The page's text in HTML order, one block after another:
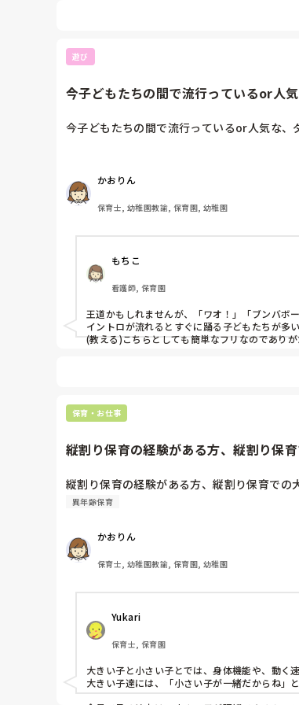
遊び
今子どもたちの間で流行っているor人
今子どもたちの間で流行っているor人気な、
かおりん
保育士, 幼稚園教諭, 保育園, 幼稚園
もちこ
看護師, 保育園
王道かもしれませんが、「ワオ！」「ブンバボ
イントロが流れるとすぐに踊る子どもたちが多
(教える)こちらとしても簡単なフリなのであり
保育・お仕事
縦割り保育の経験がある方、縦割り保
縦割り保育の経験がある方、縦割り保育での
異年齢保育
かおりん
保育士, 幼稚園教諭, 保育園, 幼稚園
Yukari
保育士, 保育園
大きい子と小さい子とでは、身体機能や、動く
大きい子達には、「小さい子が一緒だからね